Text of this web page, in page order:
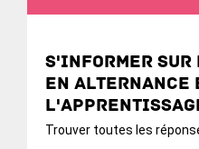
S'informer sur
en alternance
Trouver toutes les